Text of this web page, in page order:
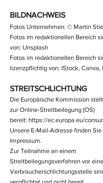
BILDNACHWEIS
Fotos Unternehmen: © Martin
Fotos im redaktionellen Bereich
von: Unsplash
Fotos im redaktionellen Bereich
lizenzpflichtig von: IStock, Canva,
STREITSCHLICHTUNG
Die Europäische Kommission
zur Online-Streitbeilegung (OS)
bereit: https://ec.europa.eu/
Unsere E-Mail-Adresse finden Sie
Impressum.
Zur Teilnahme an einem
Streitbeilegungsverfahren vor
Verbraucherschlichtungsstelle